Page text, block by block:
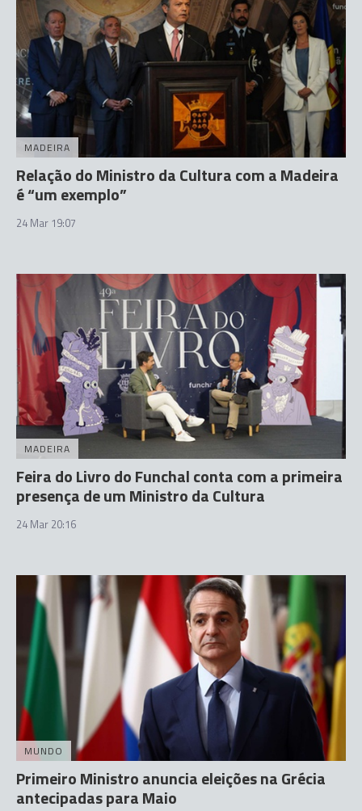
MADEIRA
Relação do Ministro da Cultura com a Madeira
é “um exemplo”
24 Mar 19:07
MADEIRA
Feira do Livro do Funchal conta com a primeira
presença de um Ministro da Cultura
24 Mar 20:16
MUNDO
Primeiro Ministro anuncia eleições na Grécia
antecipadas para Maio